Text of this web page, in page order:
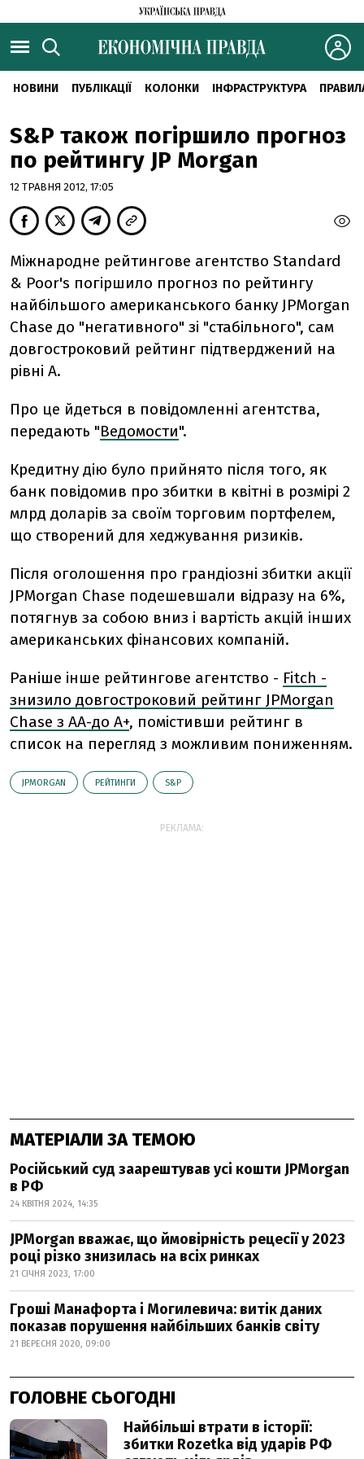
НОВИНИ ПУБЛІКАЦІЇ КОЛОНКИ ІНФРАСТРУКТУРА
S&P також погіршило прогноз
по рейтингу JP Morgan
12 ТРАВНЯ 2012, 17:05
Міжнародне рейтингове агентство Standard
& Poor's погіршило прогноз по рейтингу
найбільшого американського банку JPMorgan
Chase до "негативного" зі "стабільного", сам
довгостроковий рейтинг підтверджений на
рівні A.
Про це йдеться в повідомленні агентства,
передають "Ведомости".
Кредитну дію було прийнято після того, як
банк повідомив про збитки в квітні в розмірі 2
млрд доларів за своїм торговим портфелем,
що створений для хеджування ризиків.
Після оголошення про грандіозні збитки акції
JPMorgan Chase подешевшали відразу на 6%,
потягнув за собою вниз і вартість акцій інших
американських фінансових компаній.
Раніше інше рейтингове агентство - Fitch -
знизило довгостроковий рейтинг JPMorgan
Chase з AA-до A+, помістивши рейтинг в
список на перегляд з можливим пониженням.
JPMORGAN РЕЙТИНГИ S&P
РЕКЛАМА:
МАТЕРІАЛИ ЗА ТЕМОЮ
Російський суд заарештував усі кошти JPMorgan
в РФ
24 КВІТНЯ 2024, 14:35
JPMorgan вважає, що ймовірність рецесії у 2023
році різко знизилась на всіх ринках
21 СІЧНЯ 2023, 17:00
Гроші Манафорта і Могилевича: витік даних
показав порушення найбільших банків світу
21 ВЕРЕСНЯ 2020, 09:00
ГОЛОВНЕ СЬОГОДНІ
Найбільші втрати в історії:
збитки Rozetka від ударів РФ